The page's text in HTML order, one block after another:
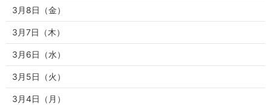
3月8日（金）
3月7日（木）
3月6日（水）
3月5日（火）
3月4日（月）